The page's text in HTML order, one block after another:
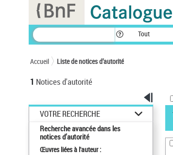
Tout
Accueil Liste de notices d’autorité
1 Notices d'autorité
VOTRE RECHERCHE
Recherche avancée dans les
notices d’autorité
Œuvres liées à l'auteur :
Panneau de gestion des cookies